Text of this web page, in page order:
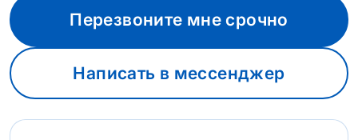
Перезвоните мне срочно
Написать в мессенджер